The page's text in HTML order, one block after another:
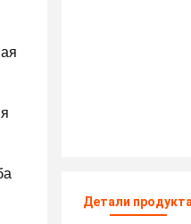
Детали продукта